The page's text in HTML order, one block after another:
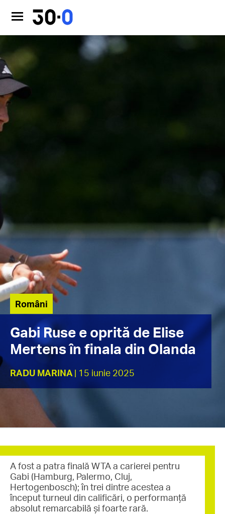
Români
Gabi Ruse e oprită de Elise
Mertens în finala din Olanda
RADU MARINA | 15 iunie 2025
A fost a patra finală WTA a carierei pentru
Gabi (Hamburg, Palermo, Cluj,
Hertogenbosch); în trei dintre acestea a
început turneul din calificări, o performanță
absolut remarcabilă și foarte rară.